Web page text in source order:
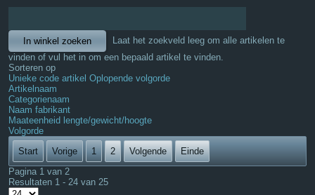
Laat het zoekveld leeg om alle artikelen te
vinden of vul het in om een bepaald artikel te vinden.
Sorteren op
Unieke code artikel Oplopende volgorde
Artikelnaam
Categorienaam
Naam fabrikant
Maateenheid lengte/gewicht/hoogte
Volgorde
Start
Vorige 1 2 Volgende
Einde
Pagina 1 van 2
Resultaten 1 - 24 van 25